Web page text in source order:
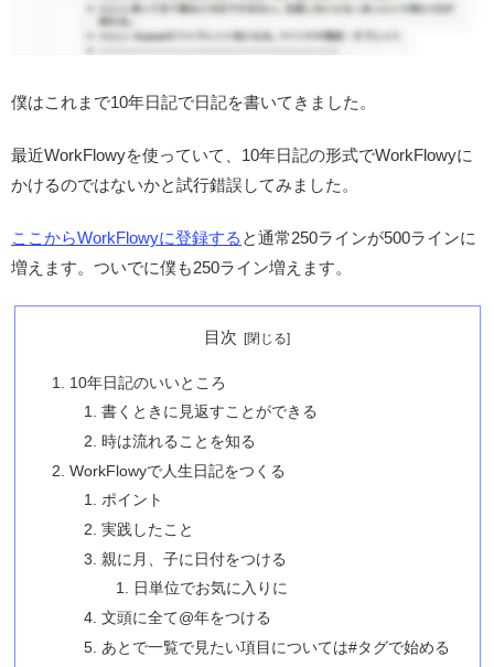
僕はこれまで10年日記で日記を書いてきました。
最近WorkFlowyを使っていて、10年日記の形式でWorkFlowyに
かけるのではないかと試行錯誤してみました。
ここからWorkFlowyに登録する と通常250ラインが500ラインに
増えます。ついでに僕も250ライン増えます。
目次
10年日記のいいところ
書くときに見返すことができる
時は流れることを知る
WorkFlowyで人生日記をつくる
ポイント
実践したこと
親に月、子に日付をつける
日単位でお気に入りに
文頭に全て@年をつける
あとで一覧で見たい項目については#タグで始める